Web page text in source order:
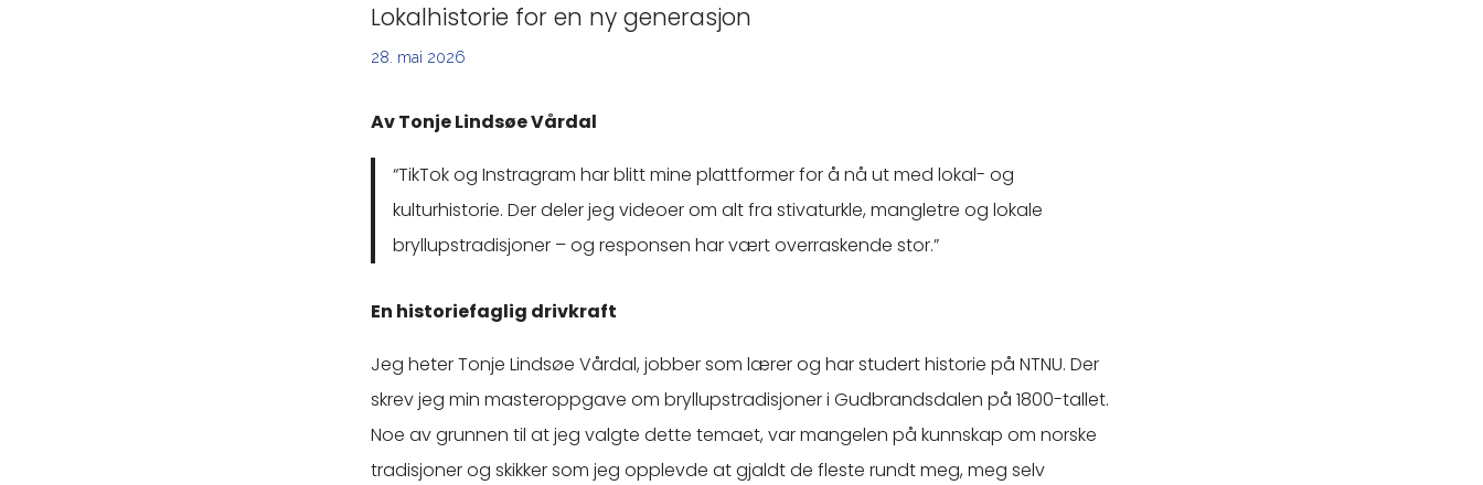
Lokalhistorie for en ny generasjon
28. mai 2026
Av Tonje Lindsøe Vårdal
“TikTok og Instragram har blitt mine plattformer for å nå ut med lokal- og
kulturhistorie. Der deler jeg videoer om alt fra stivaturkle, mangletre og lokale
bryllupstradisjoner – og responsen har vært overraskende stor.”
En historiefaglig drivkraft
Jeg heter Tonje Lindsøe Vårdal, jobber som lærer og har studert historie på NTNU. Der
skrev jeg min masteroppgave om bryllupstradisjoner i Gudbrandsdalen på 1800-tallet.
Noe av grunnen til at jeg valgte dette temaet, var mangelen på kunnskap om norske
tradisjoner og skikker som jeg opplevde at gjaldt de fleste rundt meg, meg selv